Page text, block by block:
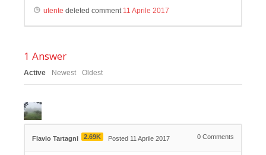
utente deleted comment 11 Aprile 2017
1 Answer
Active Newest Oldest
Flavio Tartagni 2.69K Posted 11 Aprile 2017 0 Comments